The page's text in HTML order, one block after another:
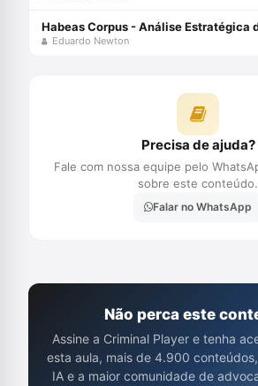
Eduardo Newton
Precisa de ajuda?
Fale com nossa equipe pelo
sobre este conteúdo.
Falar no WhatsApp
Não perca este
Assine a Criminal Player e tenha
esta aula, mais de 4.900
IA e a maior comunidade de